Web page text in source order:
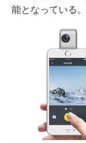
能となっている。